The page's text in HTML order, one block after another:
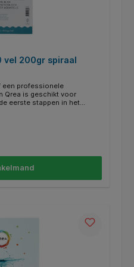
vel 200gr spiraal
een professionele
Qrea is geschikt voor
eerste stappen in het
zuurvrij papier, dat niet
* Afmeting: